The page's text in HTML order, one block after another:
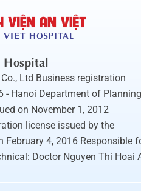
Ltd Business registration
- Hanoi Department of Planning
on November 1, 2012
license issued by the
February 4, 2016 Responsible
Doctor Nguyen Thi Hoai